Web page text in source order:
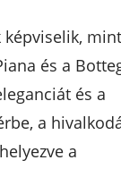
képviselik, mint
és a
és a
a
a